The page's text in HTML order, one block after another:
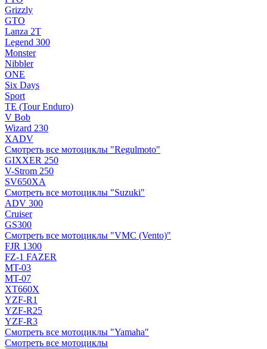
Grizzly
GTO
Lanza 2T
Legend 300
Monster
Nibbler
ONE
Six Days
Sport
TE (Tour Enduro)
V Bob
Wizard 230
XADV
Смотреть все мотоциклы "Regulmoto"
GIXXER 250
V-Strom 250
SV650XA
Смотреть все мотоциклы "Suzuki"
ADV 300
Cruiser
GS300
Смотреть все мотоциклы "VMC (Vento)"
FJR 1300
FZ-1 FAZER
MT-03
MT-07
XT660X
YZF-R1
YZF-R25
YZF-R3
Смотреть все мотоциклы "Yamaha"
Смотреть все мотоциклы